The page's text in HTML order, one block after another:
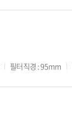
필터직경 : 95mm